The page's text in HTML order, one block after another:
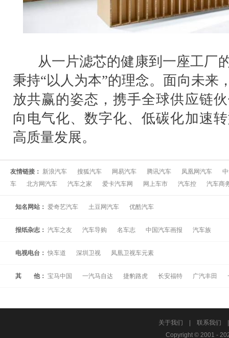
从一片滤芯的健康到一座工厂
秉持“以人为本”的理念。面向未来
放共赢的姿态，携手全球供应链
向电气化、数字化、低碳化加速
高质量发展。
友情链接： 新浪汽车 搜狐汽车 网易汽车 腾讯汽车 凤凰网汽车
车
北方网汽车 汽车之家 爱卡汽车网 网上车市 汽车控 汽车商
知名网站： 爱奇艺汽车 土豆网汽车 优酷汽车
报纸杂志： 汽车之友 汽车导购 名车志 中国汽车画报 汽车族
电视电台： 快车道 深圳卫视 凤凰卫视车元素
其 他： 宝马中国 一汽马自达 捷豹路虎 长安福特 广汽丰田
关于我们 | 联系我们
Copyright © 2001 -